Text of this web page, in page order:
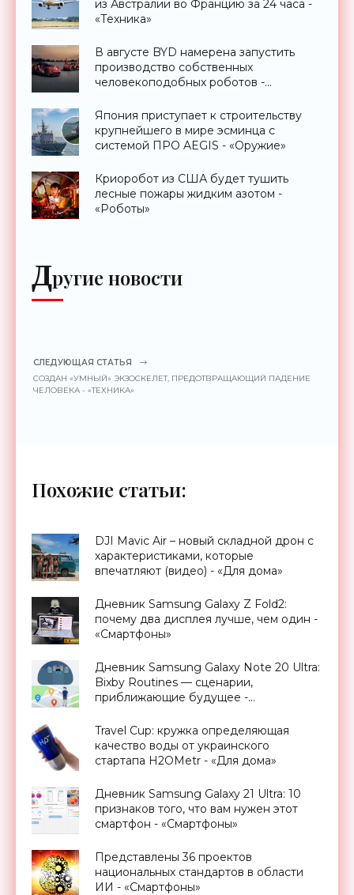
из Австралии во Францию за 24 часа -
«Техника»
В августе BYD намерена запустить
производство собственных
человекоподобных роботов -
Япония приступает к строительству
крупнейшего в мире эсминца с
системой ПРО AEGIS - «Оружие»
Криоробот из США будет тушить
лесные пожары жидким азотом -
«Роботы»
Другие новости
СЛЕДУЮЩАЯ СТАТЬЯ
СОЗДАН «УМНЫЙ» ЭКЗОСКЕЛЕТ, ПРЕДОТВРАЩАЮЩИЙ ПАДЕНИЕ
ЧЕЛОВЕКА - «ТЕХНИКА»
Похожие статьи:
DJI Mavic Air – новый складной дрон с
характеристиками, которые
впечатляют (видео) - «Для дома»
Дневник Samsung Galaxy Z Fold2:
почему два дисплея лучше, чем один -
«Смартфоны»
Дневник Samsung Galaxy Note 20 Ultra:
Bixby Routines — сценарии,
приближающие будущее -
Travel Cup: кружка определяющая
качество воды от украинского
стартапа H2OMetr - «Для дома»
Дневник Samsung Galaxy 21 Ultra: 10
признаков того, что вам нужен этот
смартфон - «Смартфоны»
Представлены 36 проектов
национальных стандартов в области
ИИ - «Смартфоны»